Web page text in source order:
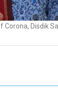
Corona, Disdik